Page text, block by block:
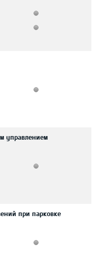
управлением
при парковке